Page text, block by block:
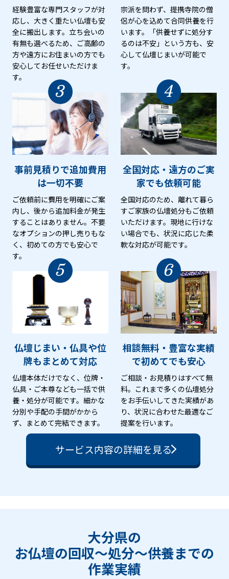
経験豊富な専門スタッフが対
応し、大きく重たい仏壇も安
全に搬出します。立ち会いの
有無も選べるため、ご高齢の
方や遠方にお住まいの方でも
安心してお任せいただけま
す。
宗派を問わず、提携寺院の僧
侶が心を込めて合同供養を行
います。「供養せずに処分す
るのは不安」という方も、安
心して仏壇じまいが可能で
す。
3
事前見積りで追加費用
は一切不要
ご依頼前に費用を明確にご案
内し、後から追加料金が発生
することはありません。不要
なオプションの押し売りもな
く、初めての方でも安心で
す。
4
全国対応・遠方のご実
家でも依頼可能
全国対応のため、離れて暮ら
すご家族の仏壇処分もご依頼
いただけます。現地に行けな
い場合でも、状況に応じた柔
軟な対応が可能です。
5
仏壇じまい・仏具や位
牌もまとめて対応
仏壇本体だけでなく、位牌・
仏具・ご本尊なども一括で供
養・処分が可能です。細かな
分別や手配の手間がかから
ず、まとめて完結できます。
6
相談無料・豊富な実績
で初めてでも安心
ご相談・お見積りはすべて無
料。これまで多くの仏壇処分
をお手伝いしてきた実績があ
り、状況に合わせた最適なご
提案を行います。
サービス内容の詳細を見る
大分県の
お仏壇の回収〜処分〜供養までの
作業実績